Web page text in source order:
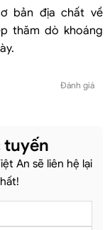
bản địa chất về
thăm dò khoáng
Đánh giá
tuyến
An sẽ liên hệ lại